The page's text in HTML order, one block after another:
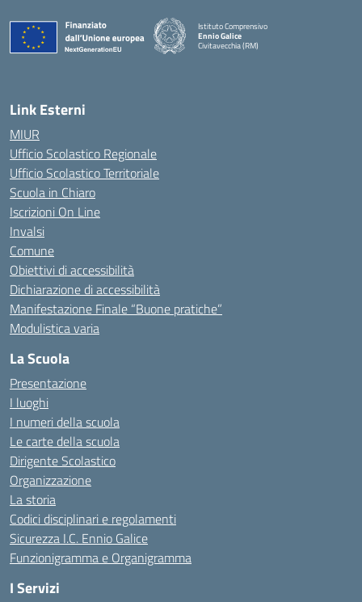
Istituto Comprensivo
Ennio Galice
Civitavecchia (RM)
Link Esterni
MIUR
Ufficio Scolastico Regionale
Ufficio Scolastico Territoriale
Scuola in Chiaro
Iscrizioni On Line
Invalsi
Comune
Obiettivi di accessibilità
Dichiarazione di accessibilità
Manifestazione Finale “Buone pratiche”
Modulistica varia
La Scuola
Presentazione
I luoghi
I numeri della scuola
Le carte della scuola
Dirigente Scolastico
Organizzazione
La storia
Codici disciplinari e regolamenti
Sicurezza I.C. Ennio Galice
Funzionigramma e Organigramma
I Servizi